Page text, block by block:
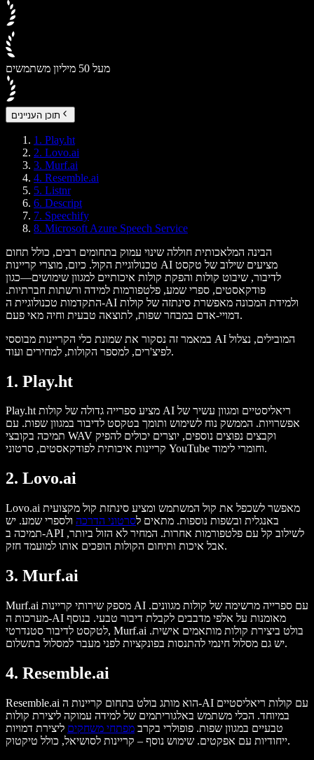
מעל 50 מיליון משתמשים
תוכן העניינים
1. Play.ht
2. Lovo.ai
3. Murf.ai
4. Resemble.ai
5. Listnr
6. Descript
7. Speechify
8. Microsoft Azure Speech Service
הבינה המלאכותית חוללה שינוי עמוק בתחומים רבים, כולל תחום
טכנולוגיית הקול. כיום, מוצרי קריינות AI מציעים שילוב של טקסט
לדיבור, שיבוט קולות והפקת קולות איכותיים למגוון שימושים—כגון
פודקאסטים, ספרי שמע, פלטפורמות למידה ורשתות חברתיות.
התקדמות טכנולוגיית ה-AI ולמידת המכונה מאפשרת סינתזה של קולות
דמויי-אדם במבחר שפות, לתוצאה טבעית וחיה מאי פעם.
במאמר זה נסקור את שמונת כלי הקריינות מבוססי AI המובילים, נצלול
לפיצ'רים, למספר הקולות, למחירים ועוד.
1. Play.ht
Play.ht מציע ספרייה גדולה של קולות AI ריאליסטיים ומגוון עשיר של
אפשרויות. הממשק נוח לשימוש ותומך בטקסט לדיבור במגוון שפות. עם
תמיכה בקובצי WAV וקבצים נפוצים נוספים, יוצרים יכולים להפיק
קריינות איכותית לפודקאסטים, סרטוני YouTube וחומרי לימוד.
2. Lovo.ai
Lovo.ai מאפשר לשכפל את קול המשתמש ומציע סינתזת קול מקצועית
באנגלית ובשפות נוספות. מתאים לסרטוני הדרכה ולספרי שמע. יש
תמיכה ב-API לשילוב קל עם פלטפורמות אחרות. המחיר לא הזול ביותר,
אבל איכות ותיחום הקולות הופכים אותו למועמד חזק.
3. Murf.ai
Murf.ai מספק שירותי קריינות AI עם ספרייה מרשימה של קולות מגוונים.
מערכות ה-AI מאומנות על אלפי מדבבים לקבלת דיבור טבעי. בנוסף
לטקסט לדיבור סטנדרטי, Murf.ai בולט ביצירת קולות מותאמים אישית.
יש גם מסלול חינמי להתנסות בפונקציות לפני מעבר למסלול בתשלום.
4. Resemble.ai
Resemble.ai הוא מותג בולט בתחום קריינות ה-AI עם קולות ריאליסטיים
במיוחד. הכלי משתמש באלגוריתמים של למידה עמוקה ליצירת קולות
טבעיים במגוון שפות. פופולרי בקרב מפתחי משחקים ליצירת דמויות
ייחודיות עם אפקטים. שימוש נוסף – קריינות לסושיאל, כולל טיקטוק.